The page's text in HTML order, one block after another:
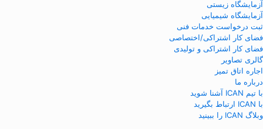
آزمایشگاه زیستی
آزمایشگاه شیمیایی
ثبت درخواست خدمات فنی
فضای کار اشتراکی/اختصاصی
فضای کار اشتراکی و تولیدی
گالری تصاویر
اجاره اتاق تمیز
درباره ما
با تیم ICAN آشنا شوید
با ICAN ارتباط بگیرید
وبلاگ ICAN را ببینید